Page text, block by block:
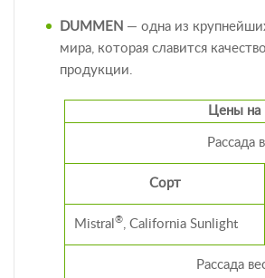
DUMMEN — одна из
мира, которая славится
продукции.
Цены на
Рассада
Сорт
Mistral ®, California Sunlight
Рассада